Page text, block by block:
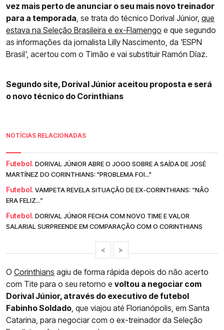
vez mais perto de anunciar o seu mais novo treinador
para a temporada, se trata do técnico Dorival Júnior, que
estava na Seleção Brasileira e ex-Flamengo e que segundo
as informações da jornalista Lilly Nascimento, da 'ESPN
Brasil', acertou com o Timão e vai substituir Ramón Díaz.
Segundo site, Dorival Júnior aceitou proposta e será
o novo técnico do Corinthians
NOTÍCIAS RELACIONADAS
Futebol. DORIVAL JÚNIOR ABRE O JOGO SOBRE A SAÍDA DE JOSÉ
MARTÍNEZ DO CORINTHIANS: "PROBLEMA FOI..."
Futebol. VAMPETA REVELA SITUAÇÃO DE EX-CORINTHIANS: “NÃO
ERA FELIZ...”
Futebol. DORIVAL JÚNIOR FECHA COM NOVO TIME E VALOR
SALARIAL SURPREENDE EM COMPARAÇÃO COM O CORINTHIANS
< >
O Corinthians agiu de forma rápida depois do não acerto
com Tite para o seu retorno e voltou a negociar com
Dorival Júnior, através do executivo de futebol
Fabinho Soldado, que viajou até Florianópolis, em Santa
Catarina, para negociar com o ex-treinador da Seleção